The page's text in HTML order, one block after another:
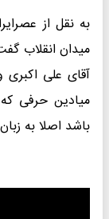
به نقل از
میدان انقلاب
آقای علی
میادین حرفی
باشد اصلا به